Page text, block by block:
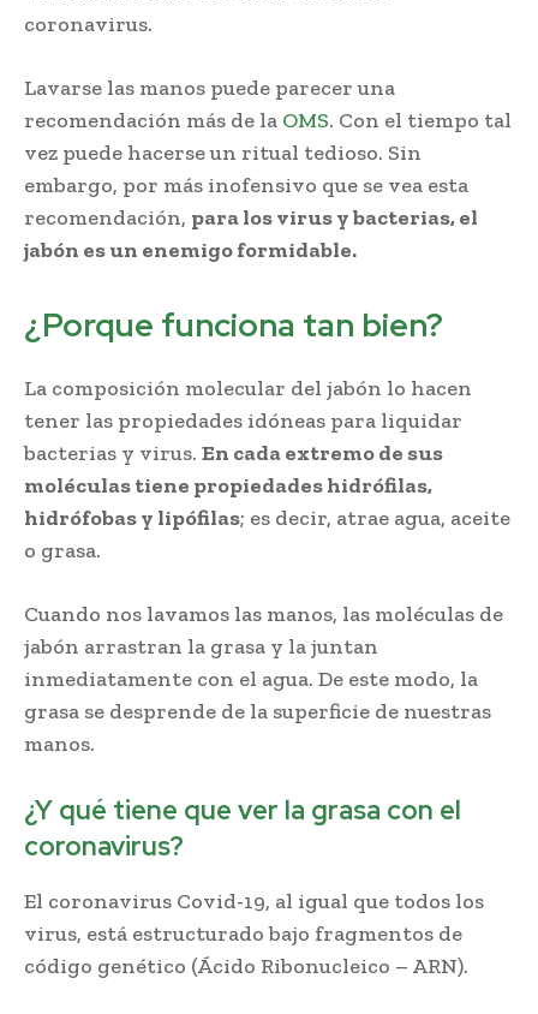
coronavirus.
Lavarse las manos puede parecer una
recomendación más de la OMS. Con el tiempo tal
vez puede hacerse un ritual tedioso. Sin
embargo, por más inofensivo que se vea esta
recomendación, para los virus y bacterias, el
jabón es un enemigo formidable.
¿Porque funciona tan bien?
La composición molecular del jabón lo hacen
tener las propiedades idóneas para liquidar
bacterias y virus. En cada extremo de sus
moléculas tiene propiedades hidrófilas,
hidrófobas y lipófilas; es decir, atrae agua, aceite
o grasa.
Cuando nos lavamos las manos, las moléculas de
jabón arrastran la grasa y la juntan
inmediatamente con el agua. De este modo, la
grasa se desprende de la superficie de nuestras
manos.
¿Y qué tiene que ver la grasa con el
coronavirus?
El coronavirus Covid-19, al igual que todos los
virus, está estructurado bajo fragmentos de
código genético (Ácido Ribonucleico – ARN).